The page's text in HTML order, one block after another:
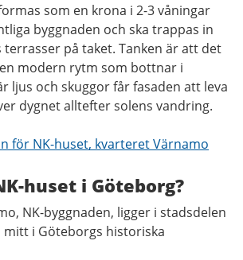
som en krona i 2-3 våningar
byggnaden och ska trappas in
terrasser på taket. Tanken är att det
modern rytm som bottnar i
ljus och skuggor får fasaden att leva
dygnet alltefter solens vandring.
för NK-huset, kvarteret Värnamo
huset i Göteborg?
NK-byggnaden, ligger i stadsdelen
mitt i Göteborgs historiska